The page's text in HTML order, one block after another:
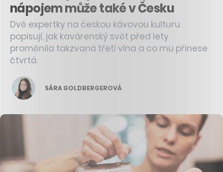
nápojem může také v Česku
Dvě expertky na českou kávovou kulturu
popisují, jak kavárenský svět před lety
proměnila takzvaná třetí vlna a co mu přinese
čtvrtá.
SÁRA GOLDBERGEROVÁ